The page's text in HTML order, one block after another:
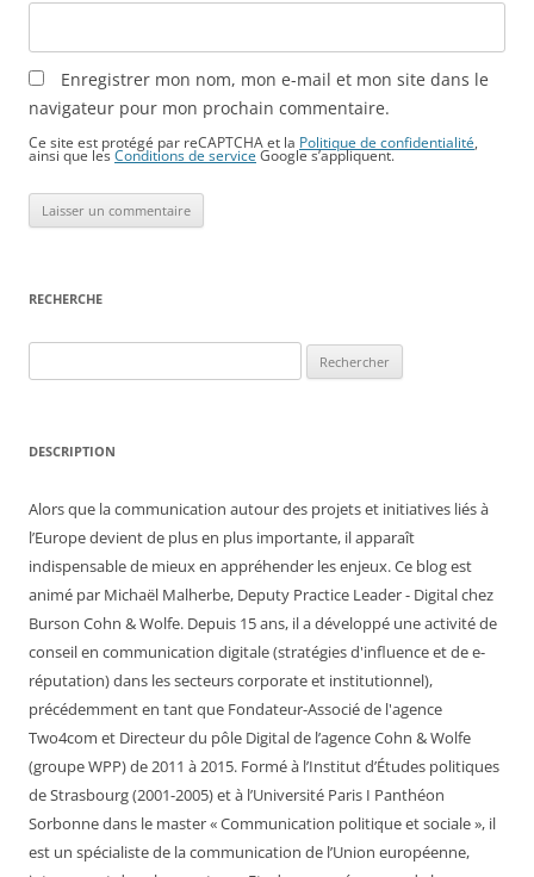
Enregistrer mon nom, mon e-mail et mon site dans le
navigateur pour mon prochain commentaire.
Ce site est protégé par reCAPTCHA et la Politique de confidentialité
ainsi que lesConditions de service Google s’appliquent.
RECHERCHE
DESCRIPTION
Alors que la communication autour des projets et initiatives liés à
l’Europe devient de plus en plus importante, il apparaît
indispensable de mieux en appréhender les enjeux. Ce blog est
animé par Michaël Malherbe, Deputy Practice Leader - Digital chez
Burson Cohn & Wolfe. Depuis 15 ans, il a développé une activité de
conseil en communication digitale (stratégies d'influence et de e-
réputation) dans les secteurs corporate et institutionnel),
précédemment en tant que Fondateur-Associé de l'agence
Two4com et Directeur du pôle Digital de l’agence Cohn & Wolfe
(groupe WPP) de 2011 à 2015. Formé à l’Institut d’Études politiques
de Strasbourg (2001-2005) et à l’Université Paris I Panthéon
Sorbonne dans le master « Communication politique et sociale », il
est un spécialiste de la communication de l’Union européenne,